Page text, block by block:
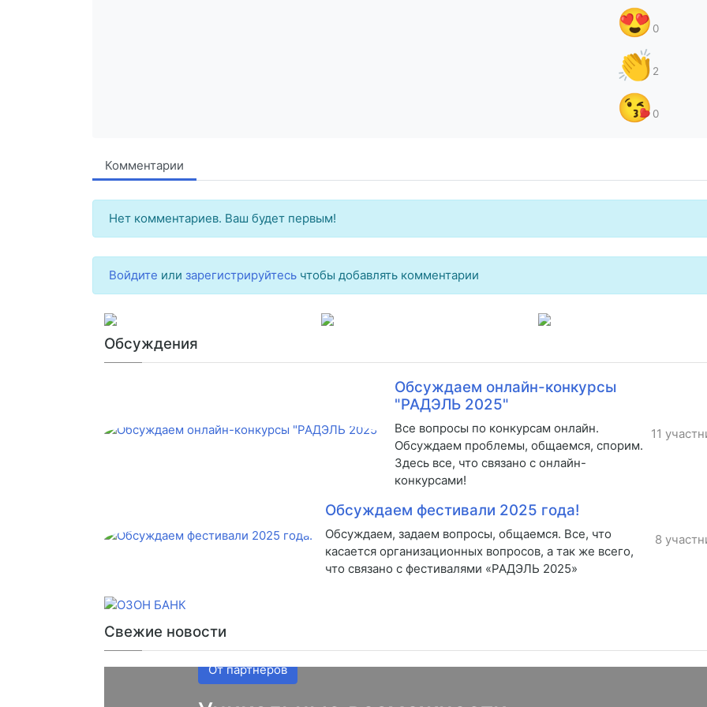
😍 0
👏 2
😘 0
Комментарии
Нет комментариев. Ваш будет первым!
Войдите или зарегистрируйтесь чтобы добавлять комментарии
Обсуждения
Обсуждаем онлайн-конкурсы
"РАДЭЛЬ 2025"
Все вопросы по конкурсам онлайн.
Обсуждаем проблемы, общаемся, спорим.
Здесь все, что связано с онлайн-
конкурсами!
11
Обсуждаем фестивали 2025 года!
Обсуждаем, задаем вопросы, общаемся. Все, что
касается организационных вопросов, а так же всего,
что связано с фестивалями «РАДЭЛЬ 2025»
8
Свежие новости
От партнеров